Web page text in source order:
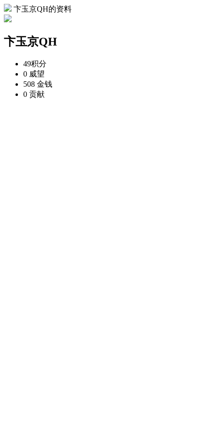
卞玉京QH的资料
卞玉京QH
49积分
0 威望
508 金钱
0 贡献